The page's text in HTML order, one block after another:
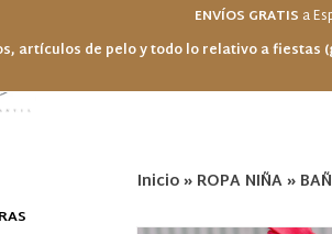
ENVÍOS GRATIS a
artículos de pelo y todo lo relativo a
Inicio» ROPA NIÑA»